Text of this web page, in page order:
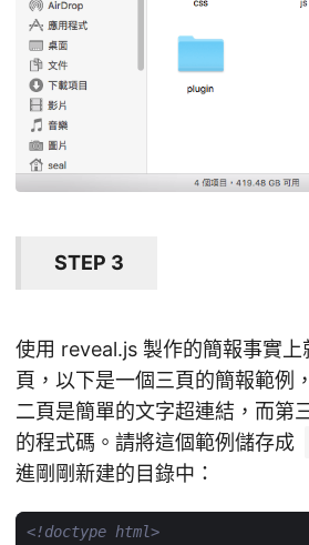
STEP 3
使用 reveal.js 製作的簡報事實上
頁，以下是一個三頁的簡報範例
二頁是簡單的文字超連結，而第
的程式碼。請將這個範例儲存成
進剛剛新建的目錄中：
<!doctype html>